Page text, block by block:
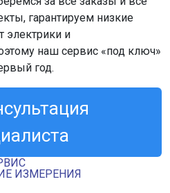
гарантируем низкие
электрики и
наш сервис «под ключ»
год.
ИЗМЕРЕНИЯ